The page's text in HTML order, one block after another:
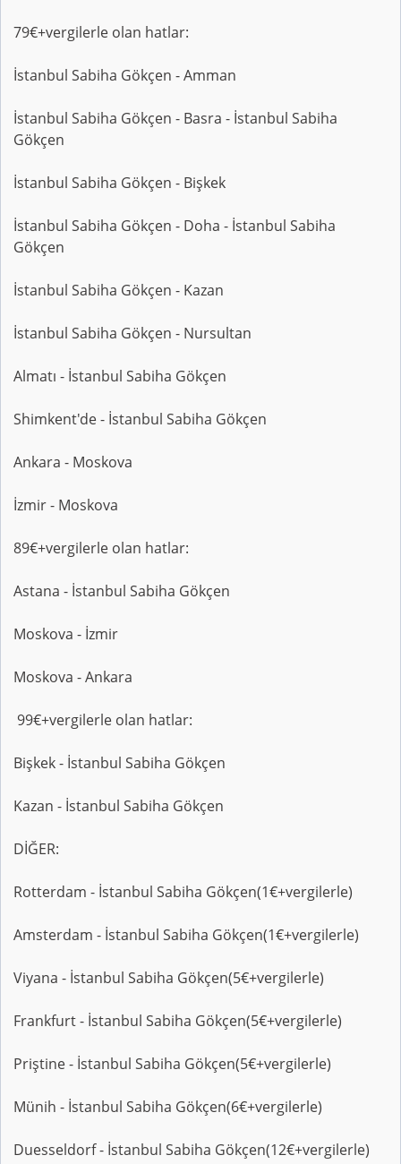
79€+vergilerle olan hatlar:
İstanbul Sabiha Gökçen - Amman
İstanbul Sabiha Gökçen - Basra - İstanbul Sabiha
Gökçen
İstanbul Sabiha Gökçen - Bişkek
İstanbul Sabiha Gökçen - Doha - İstanbul Sabiha
Gökçen
İstanbul Sabiha Gökçen - Kazan
İstanbul Sabiha Gökçen - Nursultan
Almatı - İstanbul Sabiha Gökçen
Shimkent'de - İstanbul Sabiha Gökçen
Ankara - Moskova
İzmir - Moskova
89€+vergilerle olan hatlar:
Astana - İstanbul Sabiha Gökçen
Moskova - İzmir
Moskova - Ankara
99€+vergilerle olan hatlar:
Bişkek - İstanbul Sabiha Gökçen
Kazan - İstanbul Sabiha Gökçen
DİĞER:
Rotterdam - İstanbul Sabiha Gökçen(1€+vergilerle)
Amsterdam - İstanbul Sabiha Gökçen(1€+vergilerle)
Viyana - İstanbul Sabiha Gökçen(5€+vergilerle)
Frankfurt - İstanbul Sabiha Gökçen(5€+vergilerle)
Priştine - İstanbul Sabiha Gökçen(5€+vergilerle)
Münih - İstanbul Sabiha Gökçen(6€+vergilerle)
Duesseldorf - İstanbul Sabiha Gökçen(12€+vergilerle)